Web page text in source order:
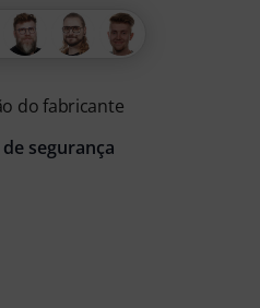
do fabricante
segurança